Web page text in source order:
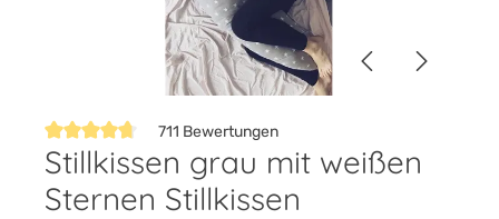
Durchschnittliche Bewertung von 4.8 von 5 Sternen
711 Bewertungen
Stillkissen grau mit weißen
Sternen Stillkissen